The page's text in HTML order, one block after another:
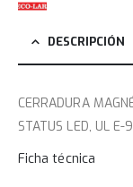
DESCRIPCIÓN
CERRADURA
STATUS LED, UL
Ficha técnica